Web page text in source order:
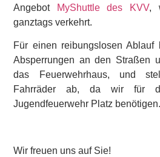
Angebot
MyShuttle des KVV,
ganztags verkehrt.
Für einen reibungslosen
Absperrungen an den Straßen
das Feuerwehrhaus, und
Fahrräder ab, da wir für
Jugendfeuerwehr Platz benötigen.
Wir freuen uns auf Sie!